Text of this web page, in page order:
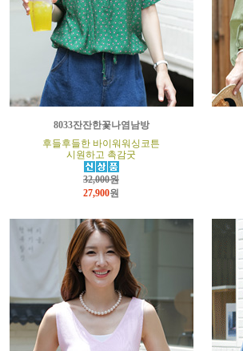
8033잔잔한꽃나염남방
후들후들한 바이워워싱코튼
시원하고 촉감굿
32,000원
27,900원